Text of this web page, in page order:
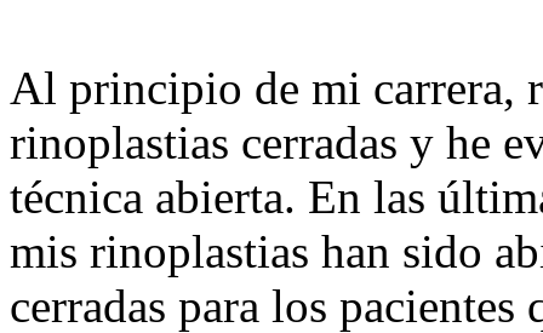
Al principio de mi carrera,
rinoplastias cerradas y he
técnica abierta. En las
mis rinoplastias han sido
cerradas para los